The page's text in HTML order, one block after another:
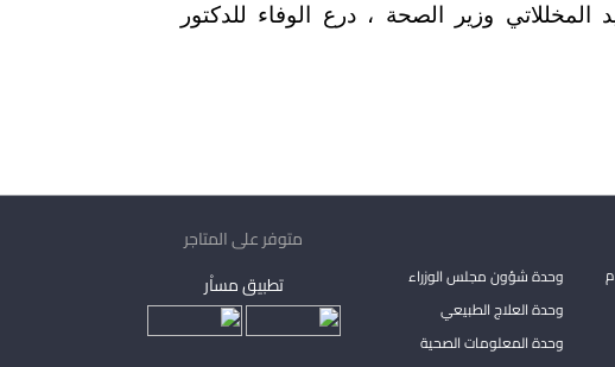
وزير الصحة ، درع الوفاء للدكتور
وحدة شؤون مجلس الوزراء
وحدة العلاج الطبيعي
وحدة المعلومات الصحية
متوفر على المتاجر
تطبيق مساْر